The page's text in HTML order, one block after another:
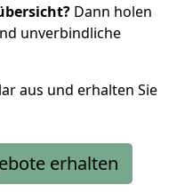
Dann holen
unverbindliche
aus und erhalten Sie
erhalten